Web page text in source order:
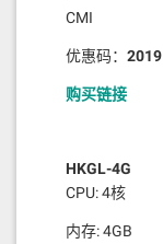
CMI
优惠码： 2019
购买链接
HKGL-4G
CPU: 4核
内存: 4GB